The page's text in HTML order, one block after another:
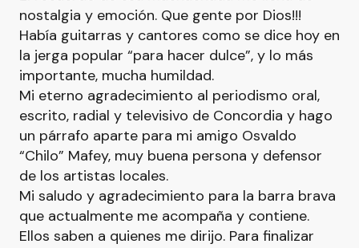
nostalgia y emoción. Que gente por Dios!!!
Había guitarras y cantores como se dice hoy en
la jerga popular “para hacer dulce”, y lo más
importante, mucha humildad.
Mi eterno agradecimiento al periodismo oral,
escrito, radial y televisivo de Concordia y hago
un párrafo aparte para mi amigo Osvaldo
“Chilo” Mafey, muy buena persona y defensor
de los artistas locales.
Mi saludo y agradecimiento para la barra brava
que actualmente me acompaña y contiene.
Ellos saben a quienes me dirijo. Para finalizar